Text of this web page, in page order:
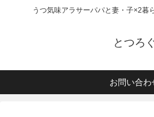
うつ気味アラサーパパと妻・子×2暮
とつろ
お問い合わ